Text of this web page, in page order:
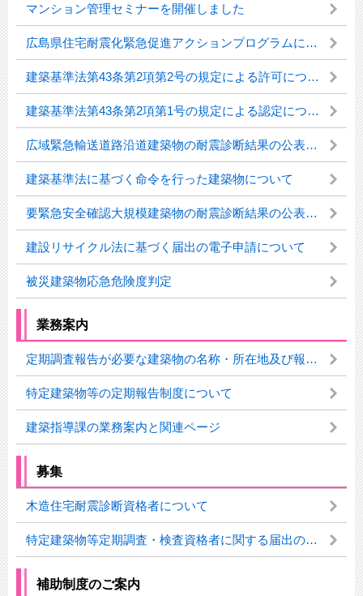
マンション管理セミナーを開催しました
広島県住宅耐震化緊急促進アクションプログラムについて
建築基準法第43条第2項第2号の規定による許可について
建築基準法第43条第2項第1号の規定による認定について
広域緊急輸送道路沿道建築物の耐震診断結果の公表について
建築基準法に基づく命令を行った建築物について
要緊急安全確認大規模建築物の耐震診断結果の公表について
建設リサイクル法に基づく届出の電子申請について
被災建築物応急危険度判定
業務案内
定期調査報告が必要な建築物の名称・所在地及び報告状況等の公表について
特定建築物等の定期報告制度について
建築指導課の業務案内と関連ページ
募集
木造住宅耐震診断資格者について
特定建築物等定期調査・検査資格者に関する届出のお願い
補助制度のご案内